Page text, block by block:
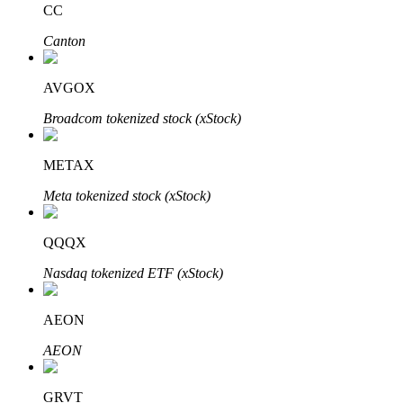
Bloqueios de BTR
Investimentos exclusivos para titulares de BTR
Empréstimos
CC
Canton
AVGOX
Broadcom tokenized stock (xStock)
METAX
Meta tokenized stock (xStock)
QQQX
Nasdaq tokenized ETF (xStock)
AEON
AEON
GRVT